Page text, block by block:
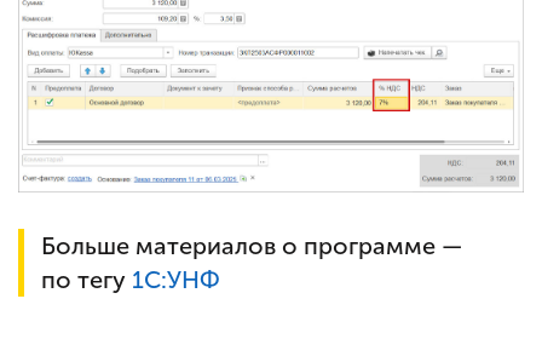
Больше материалов о программе —
по тегу 1С:УНФ